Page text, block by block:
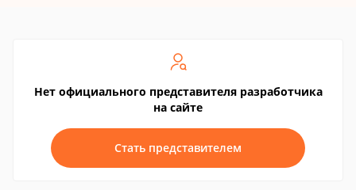
Нет официального представителя разработчика
на сайте
Стать представителем